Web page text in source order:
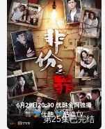
第25集已完结